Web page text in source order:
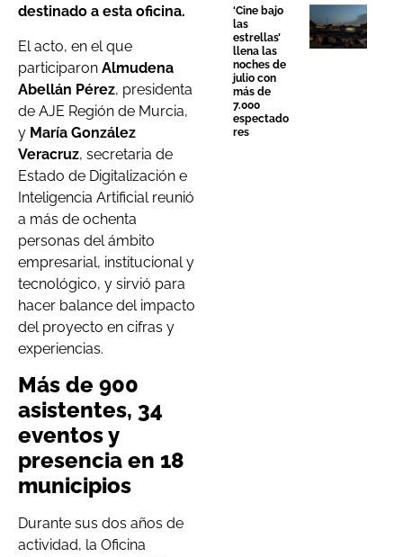
destinado a esta oficina.
El acto, en el que
participaron Almudena
Abellán Pérez, presidenta
de AJE Región de Murcia,
y María González
Veracruz, secretaria de
Estado de Digitalización e
Inteligencia Artificial reunió
a más de ochenta
personas del ámbito
empresarial, institucional y
tecnológico, y sirvió para
hacer balance del impacto
del proyecto en cifras y
experiencias.
Más de 900
asistentes, 34
eventos y
presencia en 18
municipios
Durante sus dos años de
actividad, la Oficina
‘Cine bajo
las
estrellas’
llena las
noches de
julio con
más de
7.000
espectado
res